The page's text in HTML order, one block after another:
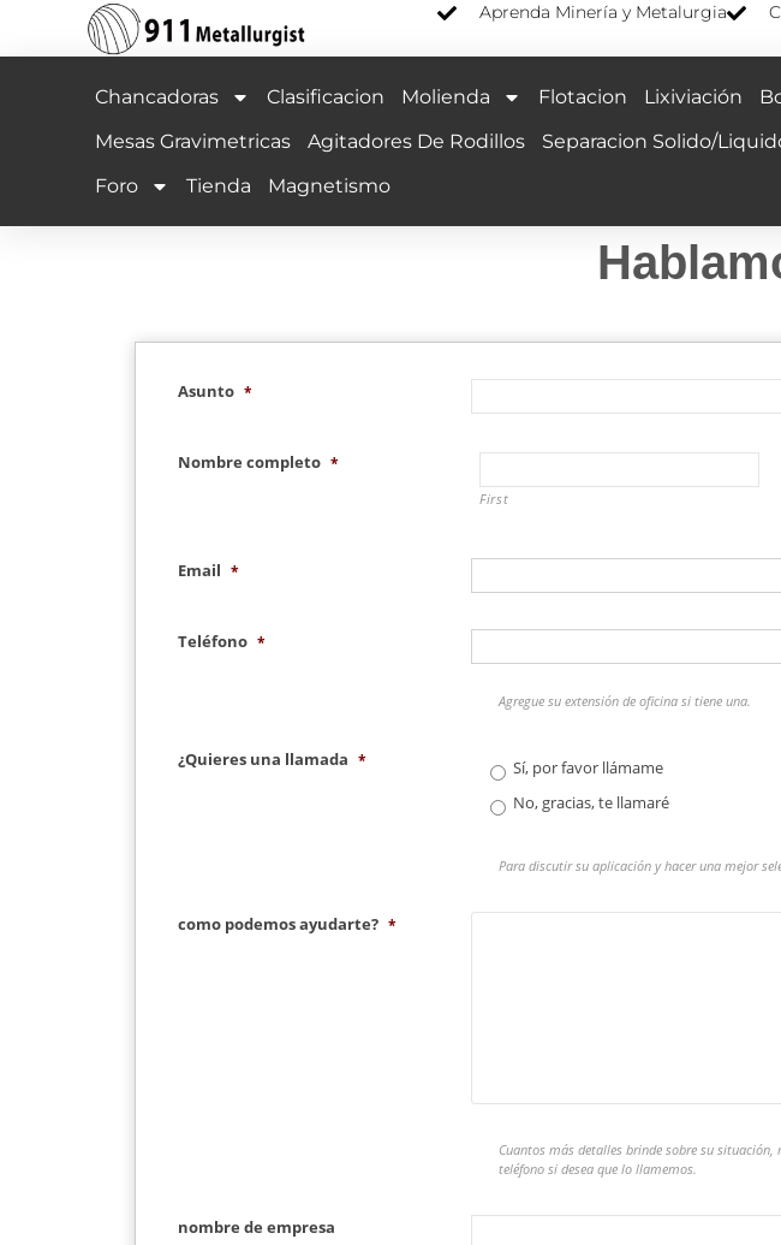
Aprenda Minería y Metalurgia
Chancadoras Clasificacion Molienda Flotacion Lixiviación
Mesas Gravimetricas
Agitadores De Rodillos Separacion Solido/
Foro
Tienda Magnetismo
Asunto *
Nombre completo *
First
Email *
Teléfono *
Agregue su extensión de oficina si tiene una.
¿Quieres una llamada *
Sí, por favor llámame
No, gracias, te llamaré
Para discutir su aplicación y hacer una mejor
como podemos ayudarte? *
Cuantos más detalles brinde sobre su
teléfono si desea que lo llamemos.
nombre de empresa